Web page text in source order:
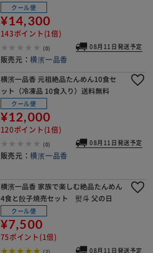
クール便
¥14,300
143ポイント(1倍)
(0) 08月11日発送予定
販売元：横濱一品香
横濱一品香 元祖絶品たんめん10食セ
ット（冷凍品 10食入り）送料無料
クール便
¥12,000
120ポイント(1倍)
(0) 08月11日発送予定
販売元：横濱一品香
横濱一品香 家族で楽しむ絶品たんめん
4食と餃子焼売セット 熨斗 父の日
クール便
¥7,500
75ポイント(1倍)
(2) 08月11日発送予定
購入手続きへ